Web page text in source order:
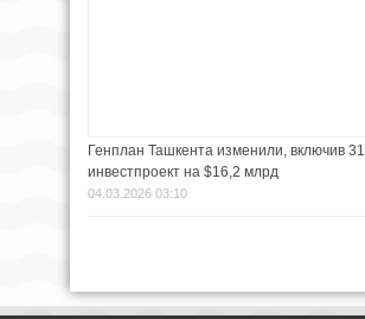
Генплан Ташкента изменили, включив 31
инвестпроект на $16,2 млрд
04.03.2026 03:10